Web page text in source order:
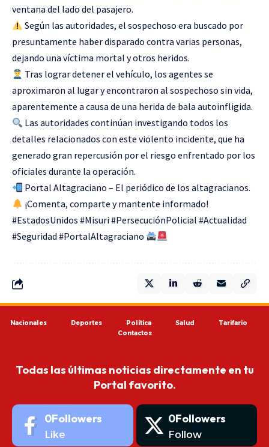
ventana del lado del pasajero.
Según las autoridades, el sospechoso era buscado por
presuntamente haber disparado contra varias personas,
dejando una víctima mortal y otros heridos.
Tras lograr detener el vehículo, los agentes se
aproximaron al lugar y encontraron al sospechoso sin vida,
aparentemente a causa de una herida de bala autoinfligida.
Las autoridades continúan investigando todos los
detalles relacionados con este violento incidente, que ha
generado gran repercusión por el riesgo enfrentado por los
oficiales durante la operación.
Portal Altagraciano – El periódico de los altagracianos.
¡Comenta, comparte y mantente informado!
#EstadosUnidos #Misuri #PersecuciónPolicial #Actualidad
#Seguridad #PortalAltagraciano
Nacionales Deportes Política Salud
Tarifario
Contactos
Todas las últimas noticias directamente en tu
Portal favorito.
0Followers
Like
0Followers
Follow